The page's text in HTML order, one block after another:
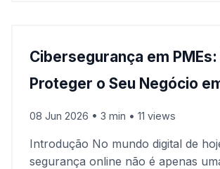
Cibersegurança em
Proteger o Seu Negócio
08 Jun 2026 • 3 min • 11 views
Introdução No mundo digital de
segurança online não é apenas